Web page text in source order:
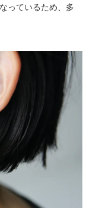
っているため、多